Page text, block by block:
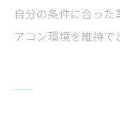
自分の条件に合っ
アコン環境を維持で